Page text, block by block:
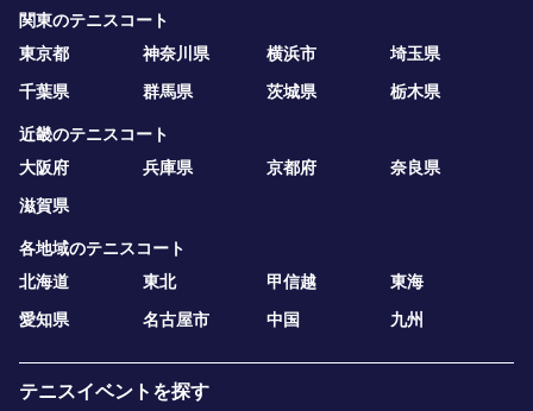
関東のテニスコート
東京都
神奈川県 横浜市
埼玉県
千葉県
群馬県 茨城県 栃木県
近畿のテニスコート
大阪府
兵庫県 京都府
奈良県
滋賀県
各地域のテニスコート
北海道
東北 甲信越
東海
愛知県
名古屋市 中国 九州
テニスイベントを探す